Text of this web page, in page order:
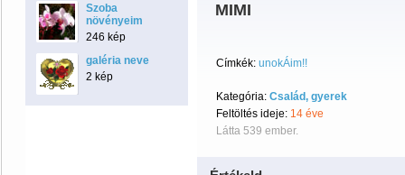
Szoba
növényeim
246 kép
galéria neve
2 kép
MIMI
Címkék: unokÁim!!
Kategória: Család, gyerek
Feltöltés ideje: 14 éve
Látta 539 ember.